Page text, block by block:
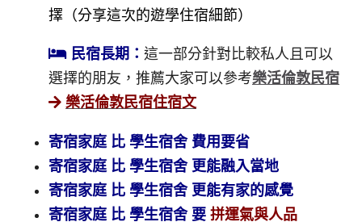
擇（分享這次的遊學住宿細節）
民宿長期： 這一部分針對比較私人且可以
選擇的朋友，推薦大家可以參考樂活倫敦民宿
樂活倫敦民宿住宿文
寄宿家庭 比 學生宿舍 費用要省
寄宿家庭 比 學生宿舍 更能融入當地
寄宿家庭 比 學生宿舍 更能有家的感覺
寄宿家庭 比 學生宿舍 要 拼運氣與人品